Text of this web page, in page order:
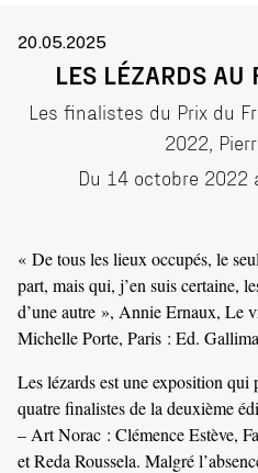
20.05.2025
LES LÉZARDS AU
Les finalistes du Prix du
2022,
Du 14 octobre 2022
« De tous les lieux occupés, le
part, mais qui, j’en suis certaine,
d’une autre », Annie Ernaux, Le
Michelle Porte, Paris : Ed.
Les lézards est une exposition qui
quatre finalistes de la deuxième
– Art Norac : Clémence Estève,
et Reda Roussela. Malgré